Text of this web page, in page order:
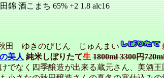
錦 酒こまち 65% +2 1.8 alc16
田 ゆきのびじん じゅんまい
美人純米しぼりたて生 1800ml 3300円
でなく四季醸造が出来る蔵元さん、美酒